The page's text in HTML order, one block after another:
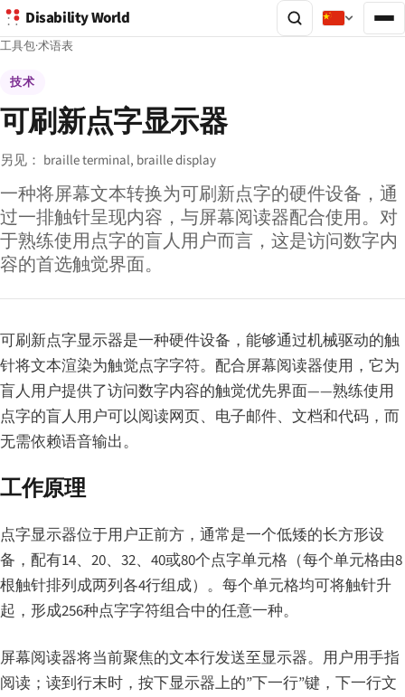
Disability World
工具包·术语表
技术
可刷新点字显示器
另见： braille terminal, braille display
一种将屏幕文本转换为可刷新点字的硬件设备，通
过一排触针呈现内容，与屏幕阅读器配合使用。对
于熟练使用点字的盲人用户而言，这是访问数字内
容的首选触觉界面。
可刷新点字显示器是一种硬件设备，能够通过机械驱动的触
针将文本渲染为触觉点字字符。配合屏幕阅读器使用，它为
盲人用户提供了访问数字内容的触觉优先界面——熟练使用
点字的盲人用户可以阅读网页、电子邮件、文档和代码，而
无需依赖语音输出。
工作原理
点字显示器位于用户正前方，通常是一个低矮的长方形设
备，配有14、20、32、40或80个点字单元格（每个单元格由8
根触针排列成两列各4行组成）。每个单元格均可将触针升
起，形成256种点字字符组合中的任意一种。
屏幕阅读器将当前聚焦的文本行发送至显示器。用户用手指
阅读；读到行末时，按下显示器上的”下一行”键，下一行文